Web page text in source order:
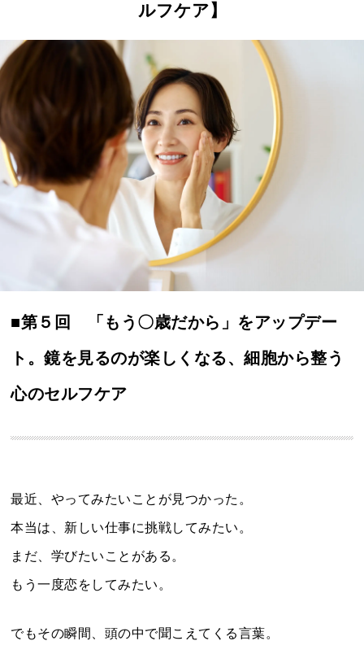
ルフケア】
■第５回 「もう〇歳だから」をアップデー
ト。鏡を見るのが楽しくなる、細胞から整う
心のセルフケア
最近、やってみたいことが見つかった。
本当は、新しい仕事に挑戦してみたい。
まだ、学びたいことがある。
もう一度恋をしてみたい。
でもその瞬間、頭の中で聞こえてくる言葉。